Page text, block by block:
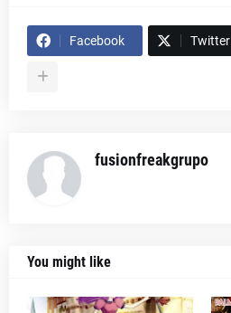
Facebook Twitter
fusionfreakgrupo
You might like